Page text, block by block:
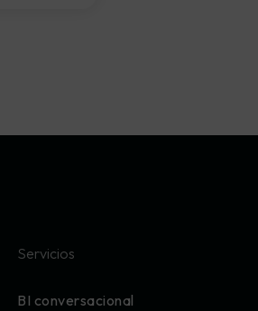
Servicios
BI conversacional